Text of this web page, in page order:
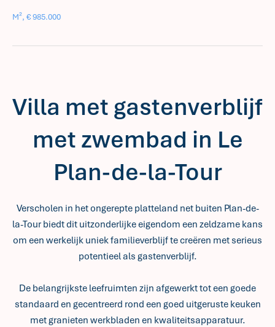
M², € 985.000
Villa met gastenverblijf
met zwembad in Le
Plan-de-la-Tour
Verscholen in het ongerepte platteland net buiten Plan-de-
la-Tour biedt dit uitzonderlijke eigendom een zeldzame kans
om een werkelijk uniek familieverblijf te creëren met serieus
potentieel als gastenverblijf.
De belangrijkste leefruimten zijn afgewerkt tot een goede
standaard en gecentreerd rond een goed uitgeruste keuken
met granieten werkbladen en kwaliteitsapparatuur.